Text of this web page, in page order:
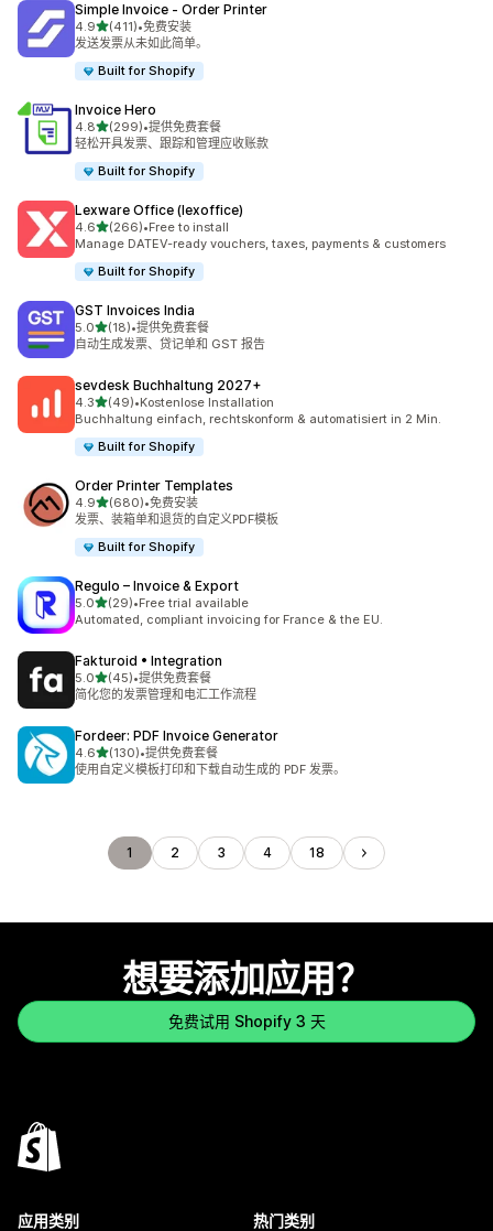
Simple Invoice ‑ Order Printer
4.9星（满分 5 星）
(411)
总共 411 条评论
•免费安装
发送发票从未如此简单。
Built for Shopify
Invoice Hero
4.8星（满分 5 星）
(299)
总共 299 条评论
•提供免费套餐
轻松开具发票、跟踪和管理应收账款
Built for Shopify
Lexware Office (lexoffice)
4.6星（满分 5 星）
(266)
总共 266 条评论
•Free to install
Manage DATEV-ready vouchers, taxes, payments & customers
Built for Shopify
GST Invoices India
5.0星（满分 5 星）
(18)
总共 18 条评论
•提供免费套餐
自动生成发票、贷记单和 GST 报告
sevdesk Buchhaltung 2027+
4.3星（满分 5 星）
(49)
总共 49 条评论
•Kostenlose Installation
Buchhaltung einfach, rechtskonform & automatisiert in 2 Min.
Built for Shopify
Order Printer Templates
4.9星（满分 5 星）
(680)
总共 680 条评论
•免费安装
发票、装箱单和退货的自定义PDF模板
Built for Shopify
Regulo – Invoice & Export
5.0星（满分 5 星）
(29)
总共 29 条评论
•Free trial available
Automated, compliant invoicing for France & the EU.
Fakturoid • Integration
5.0星（满分 5 星）
(45)
总共 45 条评论
•提供免费套餐
简化您的发票管理和电汇工作流程
Fordeer: PDF Invoice Generator
4.6星（满分 5 星）
(130)
总共 130 条评论
•提供免费套餐
使用自定义模板打印和下载自动生成的 PDF 发票。
1 2 3 4 18
想要添加应用？
免费试用 Shopify 3 天
应用类别 热门类别